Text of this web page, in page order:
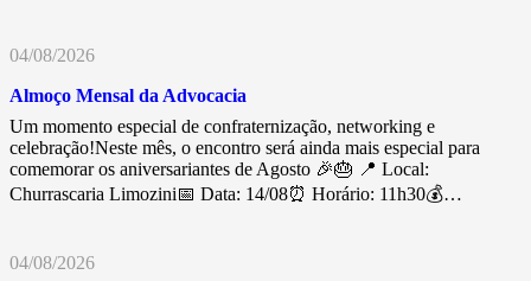
04/08/2026
Almoço Mensal da Advocacia
Um momento especial de confraternização, networking e
celebração!Neste mês, o encontro será ainda mais especial para
comemorar os aniversariantes de Agosto 🎉🎂 📍 Local:
Churrascaria Limozini📅 Data: 14/08⏰ Horário: 11h30💰…
04/08/2026